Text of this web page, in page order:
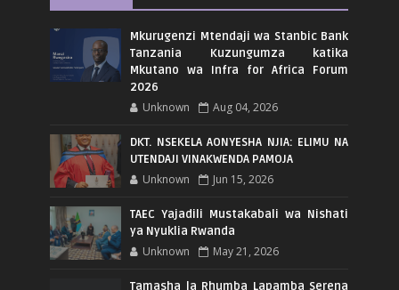
Mkurugenzi Mtendaji wa Stanbic Bank
Tanzania Kuzungumza katika
Mkutano wa Infra for Africa Forum
2026
Unknown Aug 04, 2026
DKT. NSEKELA AONYESHA NJIA: ELIMU NA
UTENDAJI VINAKWENDA PAMOJA
Unknown Jun 15, 2026
TAEC Yajadili Mustakabali wa Nishati
ya Nyuklia Rwanda
Unknown May 21, 2026
Tamasha la Rhumba Lapamba Serena